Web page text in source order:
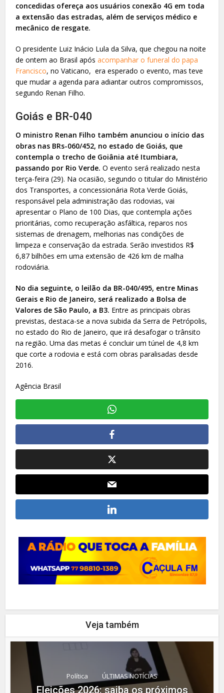
concedidas ofereça aos usuários conexão 4G em toda
a extensão das estradas, além de serviços médico e
mecânico de resgate.
O presidente Luiz Inácio Lula da Silva, que chegou na noite
de ontem ao Brasil apósacompanhar o funeral do papa
Francisco, no Vaticano, era esperado o evento, mas teve
que mudar a agenda para adiantar outros compromissos,
segundo Renan Filho.
Goiás e BR-040
O ministro Renan Filho também anunciou o início das
obras nas BRs-060/452, no estado de Goiás, que
contempla o trecho de Goiânia até Itumbiara,
passando por Rio Verde. O evento será realizado nesta
terça-feira (29). Na ocasião, segundo o titular do Ministério
dos Transportes, a concessionária Rota Verde Goiás,
responsável pela administração das rodovias, vai
apresentar o Plano de 100 Dias, que contempla ações
prioritárias, como recuperação asfáltica, reparos nos
sistemas de drenagem, melhorias nas condições de
limpeza e conservação da estrada. Serão investidos R$
6,87 bilhões em uma extensão de 426 km de malha
rodoviária.
No dia seguinte, o leilão da BR-040/495, entre Minas
Gerais e Rio de Janeiro, será realizado a Bolsa de
Valores de São Paulo, a B3. Entre as principais obras
previstas, destaca-se a nova subida da Serra de Petrópolis,
no estado do Rio de Janeiro, que irá desafogar o trânsito
na região. Uma das metas é concluir um túnel de 4,8 km
que corte a rodovia e está com obras paralisadas desde
2016.
Agência Brasil
Veja também
Política ÚLTIMAS NOTÍCIAS
Eleições 2026: saiba os próximos